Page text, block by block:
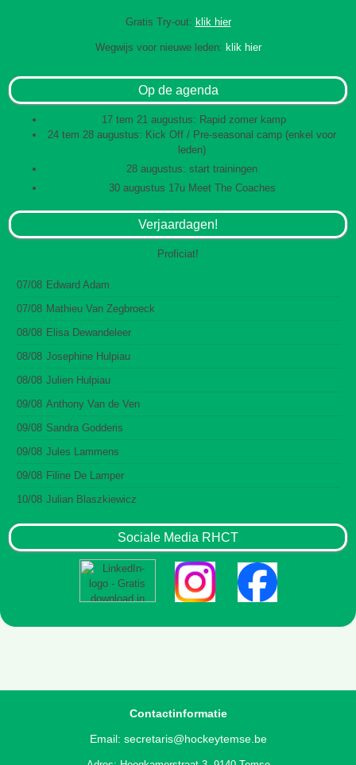
Gratis Try-out: klik hier
Wegwijs voor nieuwe leden: klik hier
Op de agenda
17 tem 21 augustus: Rapid zomer kamp
24 tem 28 augustus: Kick Off / Pre-seasonal camp (enkel voor
leden)
28 augustus: start trainingen
30 augustus 17u Meet The Coaches
Verjaardagen!
Proficiat!
07/08 Edward Adam
07/08 Mathieu Van Zegbroeck
08/08 Elisa Dewandeleer
08/08 Josephine Hulpiau
08/08 Julien Hulpiau
09/08 Anthony Van de Ven
09/08 Sandra Godderis
09/08 Jules Lammens
09/08 Filine De Lamper
10/08 Julian Blaszkiewicz
Sociale Media RHCT
Contactinformatie
Email: secretaris@hockeytemse.be